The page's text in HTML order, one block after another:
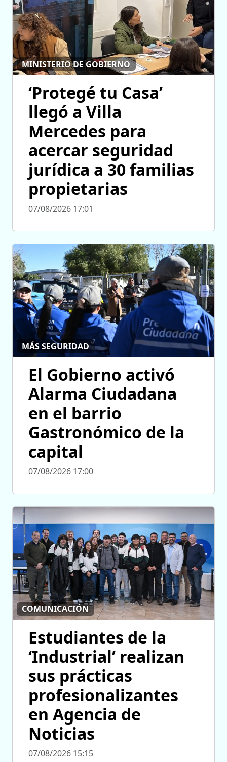
MINISTERIO DE GOBIERNO
‘Protegé tu Casa’
llegó a Villa
Mercedes para
acercar seguridad
jurídica a 30 familias
propietarias
07/08/2026 17:01
MÁS SEGURIDAD
El Gobierno activó
Alarma Ciudadana
en el barrio
Gastronómico de la
capital
07/08/2026 17:00
COMUNICACIÓN
Estudiantes de la
‘Industrial’ realizan
sus prácticas
profesionalizantes
en Agencia de
Noticias
07/08/2026 15:15